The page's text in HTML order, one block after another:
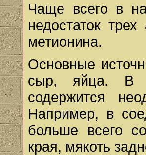
Чаще всего в
недостаток
метионина.
Основные
сыр, яйца. В
содержится
Например, в
больше всего
края, мякоть